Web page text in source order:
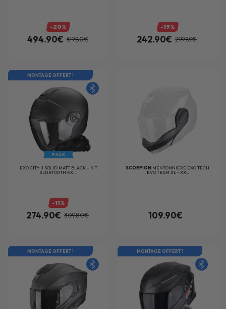
-20%
494.90€ 619.80€
-19%
242.90€ 299.89€
MONTAGE OFFERT !
PACK
EXO CITY II SOLID MATT BLACK + KIT
BLUETOOTH EX...
-11%
274.90€ 309.80€
SCORPION MENTONNIERE EXO TECH
EVO TEAM XL - XXL
109.90€
MONTAGE OFFERT ! MONTAGE OFFERT !